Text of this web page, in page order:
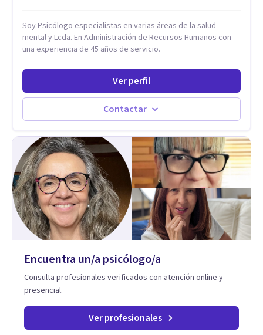
terapéuticos transformadores, cálidos y profundamente
humanos. Te acompaño a encontrar claridad, paz y propósito
en cada etapa de tu vida.
Soy Psicólogo especialistas en varias áreas de la salud
mental y Lcda. En Administración de Recursos Humanos con
una experiencia de 45 años de servicio.
Ver perfil
Contactar
Encuentra un/a psicólogo/a
Consulta profesionales verificados con atención online y
presencial.
Ver profesionales